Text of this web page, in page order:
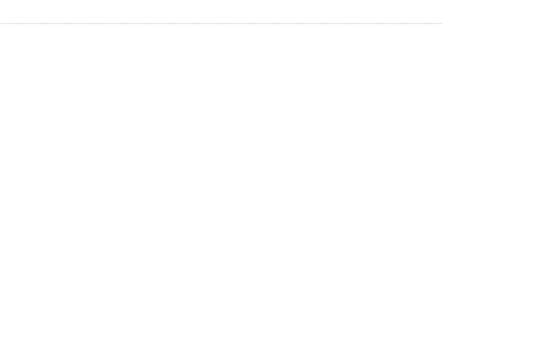
von welchen Folgen des Klimawandels
für Anpassungsmaßnahmen haben Sie?
Kategorien unter dem Reiter